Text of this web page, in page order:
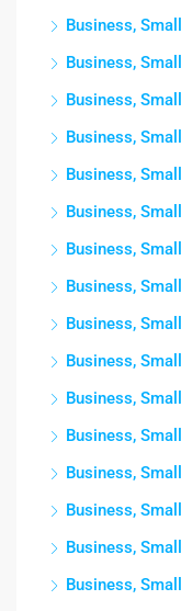
Business,
Business,
Business,
Business,
Business,
Business,
Business,
Business,
Business,
Business,
Business,
Business,
Business,
Business,
Business,
Business,